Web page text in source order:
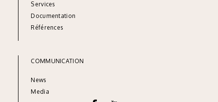
Services
Documentation
Références
COMMUNICATION
News
Media